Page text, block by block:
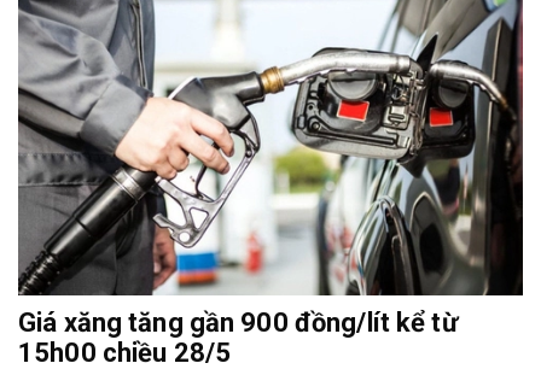
Giá xăng tăng gần 900 đồng/lít kể từ
15h00 chiều 28/5